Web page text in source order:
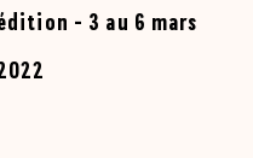
- 3 au 6 mars